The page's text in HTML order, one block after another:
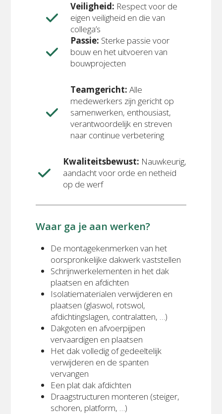
Veiligheid: Respect voor de
eigen veiligheid en die van
collega’s
Passie: Sterke passie voor
bouw en het uitvoeren van
bouwprojecten
Teamgericht: Alle
medewerkers zijn gericht op
samenwerken, enthousiast,
verantwoordelijk en streven
naar continue verbetering
Kwaliteitsbewust: Nauwkeurig,
aandacht voor orde en netheid
op de werf
Waar ga je aan werken?
De montagekenmerken van het
oorspronkelijke dakwerk vaststellen
Schrijnwerkelementen in het dak
plaatsen en afdichten
Isolatiematerialen verwijderen en
plaatsen (glaswol, rotswol,
afdichtingslagen, contralatten, …)
Dakgoten en afvoerpijpen
vervaardigen en plaatsen
Het dak volledig of gedeeltelijk
verwijderen en de spanten
vervangen
Een plat dak afdichten
Draagstructuren monteren (steiger,
schoren, platform, …)